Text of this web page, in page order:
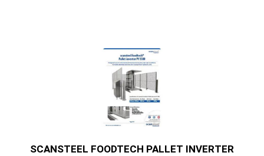
SCANSTEEL FOODTECH PALLET INVERTER